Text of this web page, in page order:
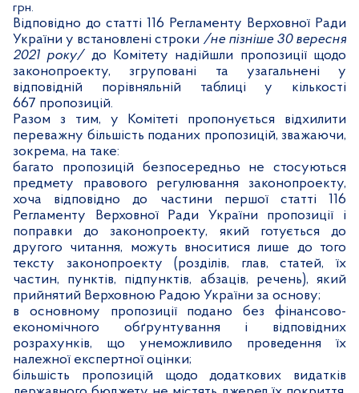
грн.
Відповідно до статті 116 Регламенту Верховної Ради
України у встановлені строки /не пізніше 30 вересня
2021 року/до Комітету надійшли пропозиції щодо
законопроекту, згруповані та узагальнені у
відповідній порівняльній таблиці у кількості
667 пропозицій.
Разом з тим, у Комітеті пропонується відхилити
переважну більшість поданих пропозицій, зважаючи,
зокрема, на таке:
багато пропозицій безпосередньо не стосуються
предмету правового регулювання законопроекту,
хоча відповідно до частини першої статті 116
Регламенту Верховної Ради України пропозиції і
поправки до законопроекту, який готується до
другого читання, можуть вноситися лише до того
тексту законопроекту (розділів, глав, статей, їх
частин, пунктів, підпунктів, абзаців, речень), який
прийнятий Верховною Радою України за основу;
в основному пропозиції подано без фінансово-
економічного обґрунтування і відповідних
розрахунків, що унеможливило проведення їх
належної експертної оцінки;
більшість пропозицій щодо додаткових видатків